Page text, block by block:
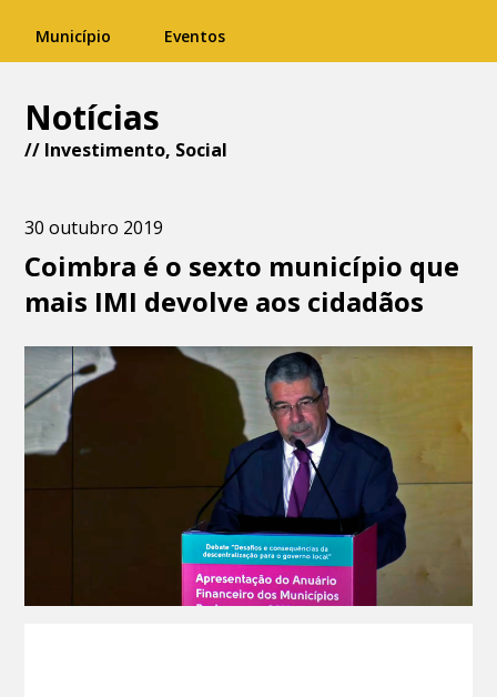
Município Eventos
Notícias
// Investimento, Social
30 outubro 2019
Coimbra é o sexto município que
mais IMI devolve aos cidadãos